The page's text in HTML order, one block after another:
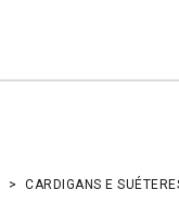
CARDIGANS E